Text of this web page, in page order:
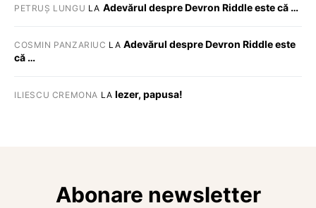
PETRUȘ LUNGU LA Adevărul despre Devron Riddle este că …
COSMIN PANZARIUC LA Adevărul despre Devron Riddle este
că …
ILIESCU CREMONA LA Iezer, papusa!
Abonare newsletter